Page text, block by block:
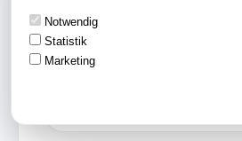
Wenn Sie den Verkauf
Fotos, Fahrzeugschein-Daten
Beschreibung von Mängeln.
schneller erkennen, ob ein
Notwendig
Statistik
Marketing